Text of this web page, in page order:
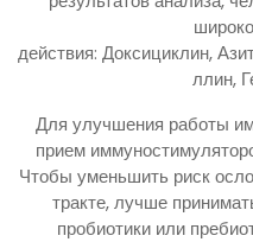
действия: Доксициклин,
ллин,
Для улучшения работы
прием
Чтобы уменьшить риск
тракте, лучше
пробиотики или